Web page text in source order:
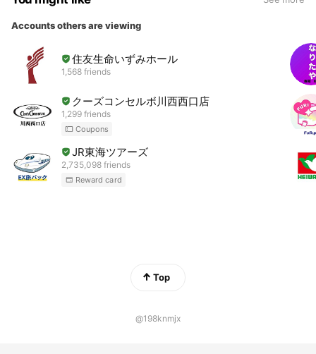
Accounts others are viewing
住友生命いずみホール
1,568 friends
クーズコンセルボ川西西口店
1,299 friends
Coupons
JR東海ツアーズ
2,735,098 friends
Reward card
Top
@198knmjx